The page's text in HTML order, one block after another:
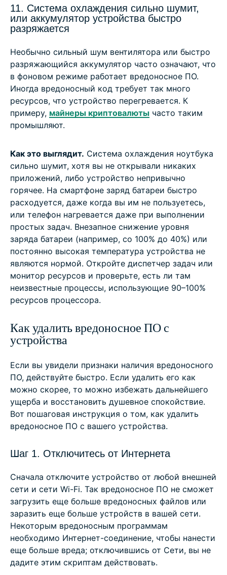
11. Система охлаждения сильно шумит,
или аккумулятор устройства быстро
разряжается
Необычно сильный шум вентилятора или быстро
разряжающийся аккумулятор часто означают, что
в фоновом режиме работает вредоносное ПО.
Иногда вредоносный код требует так много
ресурсов, что устройство перегревается. К
примеру, майнеры криптовалюты часто таким
промышляют.
Как это выглядит. Система охлаждения ноутбука
сильно шумит, хотя вы не открывали никаких
приложений, либо устройство непривычно
горячее. На смартфоне заряд батареи быстро
расходуется, даже когда вы им не пользуетесь,
или телефон нагревается даже при выполнении
простых задач. Внезапное снижение уровня
заряда батареи (например, со 100% до 40%) или
постоянно высокая температура устройства не
являются нормой. Откройте диспетчер задач или
монитор ресурсов и проверьте, есть ли там
неизвестные процессы, использующие 90–100%
ресурсов процессора.
Как удалить вредоносное ПО с
устройства
Если вы увидели признаки наличия вредоносного
ПО, действуйте быстро. Если удалить его как
можно скорее, то можно избежать дальнейшего
ущерба и восстановить душевное спокойствие.
Вот пошаговая инструкция о том, как удалить
вредоносное ПО с вашего устройства.
Шаг 1. Отключитесь от Интернета
Сначала отключите устройство от любой внешней
сети и сети Wi-Fi. Так вредоносное ПО не сможет
загрузить еще больше вредоносных файлов или
заразить еще больше устройств в вашей сети.
Некоторым вредоносным программам
необходимо Интернет-соединение, чтобы нанести
еще больше вреда; отключившись от Сети, вы не
дадите этим скриптам действовать.